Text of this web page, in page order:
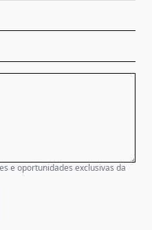
e oportunidades exclusivas da